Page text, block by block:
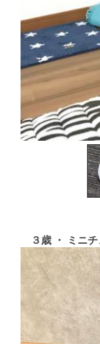
３歳 ・ ミニ